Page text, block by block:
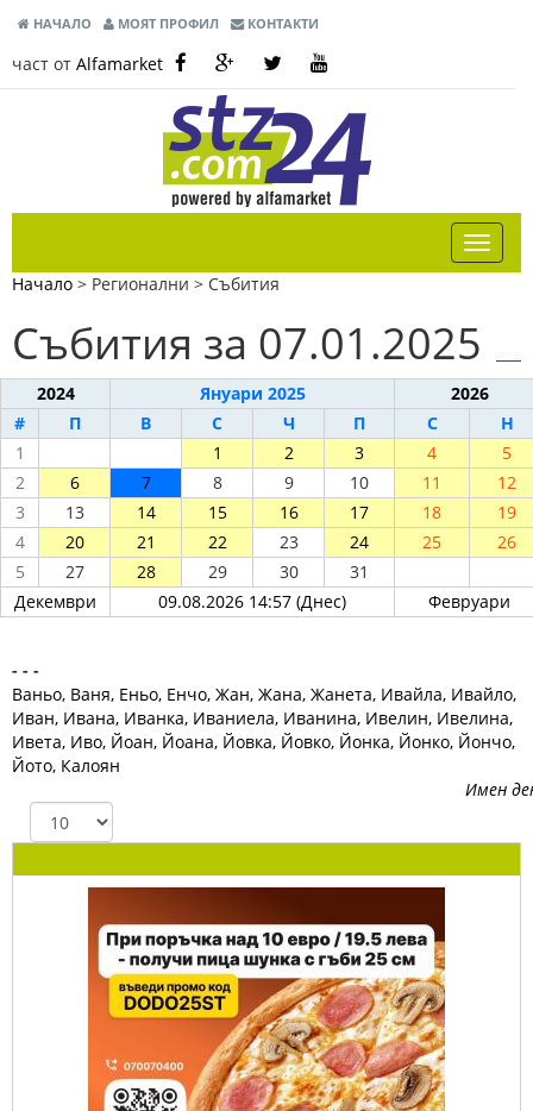
НАЧАЛО МОЯТ ПРОФИЛ КОНТАКТИ
част от Alfamarket
Начало > Регионални > Събития
Събития за 07.01.2025
2024 Януари 2025
2026
#
П В С Ч П С
Н
1
1 2 3 4
5
2
6 7 8 9 10 11
12
3
13 14 15 16 17 18
19
4
20 21 22 23 24 25
26
5
27 28 29 30
31
Декември
09.08.2026 14:57 (Днес) Февруари
- - -
Ваньо, Bаня, Еньо, Енчо, Жан, Жанa, Жанета, Ивайла, Ивайло,
Иван, Ивана, Иванкa, Иваниела, Иванинa, Ивелин, Ивелина,
Ивета, Иво, Йоан, Йоанa, Йовка, Йовко, Йонка, Йонко, Йончо,
Йото, Калоян
Имен